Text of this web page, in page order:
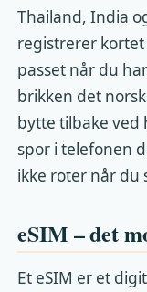
Thailand, India
registrerer
passet når du
brikken det
bytte tilbake ved
spor i telefonen
ikke roter når du
eSIM – det
Et eSIM er et